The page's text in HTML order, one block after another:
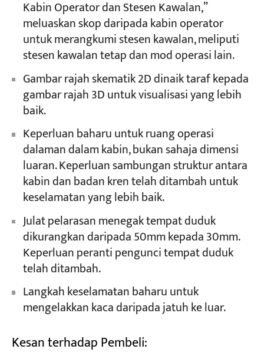
Kabin Operator dan Stesen Kawalan,”
meluaskan skop daripada kabin operator
untuk merangkumi stesen kawalan, meliputi
stesen kawalan tetap dan mod operasi lain.
Gambar rajah skematik 2D dinaik taraf kepada
gambar rajah 3D untuk visualisasi yang lebih
baik.
Keperluan baharu untuk ruang operasi
dalaman dalam kabin, bukan sahaja dimensi
luaran. Keperluan sambungan struktur antara
kabin dan badan kren telah ditambah untuk
keselamatan yang lebih baik.
Julat pelarasan menegak tempat duduk
dikurangkan daripada 50mm kepada 30mm.
Keperluan peranti pengunci tempat duduk
telah ditambah.
Langkah keselamatan baharu untuk
mengelakkan kaca daripada jatuh ke luar.
Kesan terhadap Pembeli: